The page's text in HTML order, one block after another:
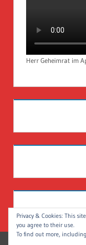
Herr Geheimrat im
Privacy & Cookies: This
you agree to their use.
To find out more,